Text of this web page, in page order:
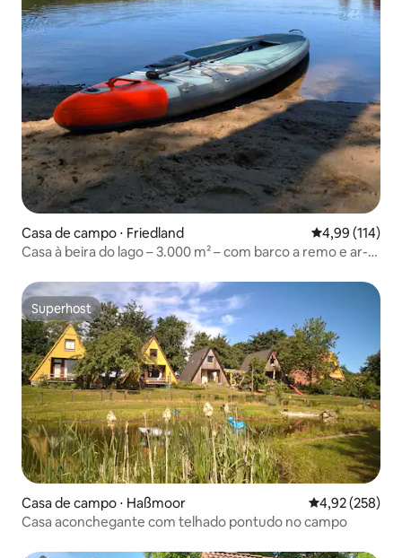
Casa de campo ⋅ Friedland 4,99 de uma
4,99 (114)
Casa à beira do lago – 3.000 m² – com barco a remo e ar-
Superhost
Superhost
Casa de campo ⋅ Haßmoor 4,92 de uma
4,92 (258)
Casa aconchegante com telhado pontudo no campo